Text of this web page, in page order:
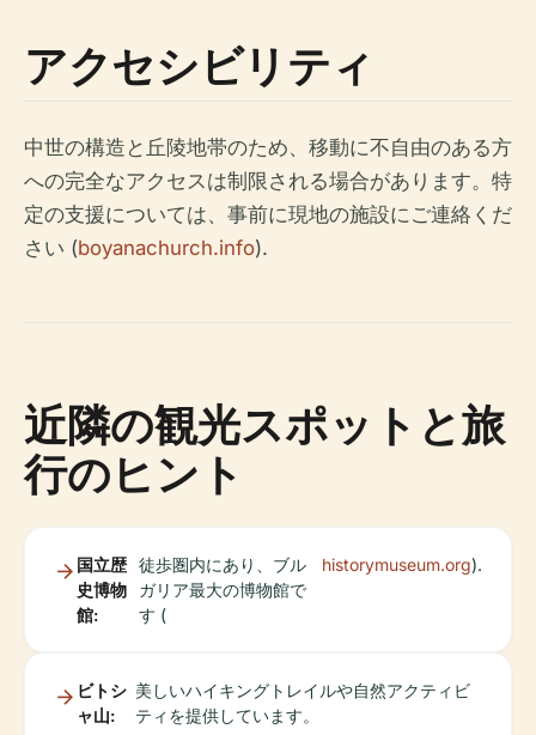
アクセシビリティ
中世の構造と丘陵地帯のため、移動に不自由のある方
への完全なアクセスは制限される場合があります。特
定の支援については、事前に現地の施設にご連絡くだ
さい (boyanachurch.info).
近隣の観光スポットと旅
行のヒント
国立歴
史博物
館:
徒歩圏内にあり、ブル
ガリア最大の博物館で
す (
historymuseum.org).
ビトシ
ャ山:
美しいハイキングトレイルや自然アクティビ
ティを提供しています。